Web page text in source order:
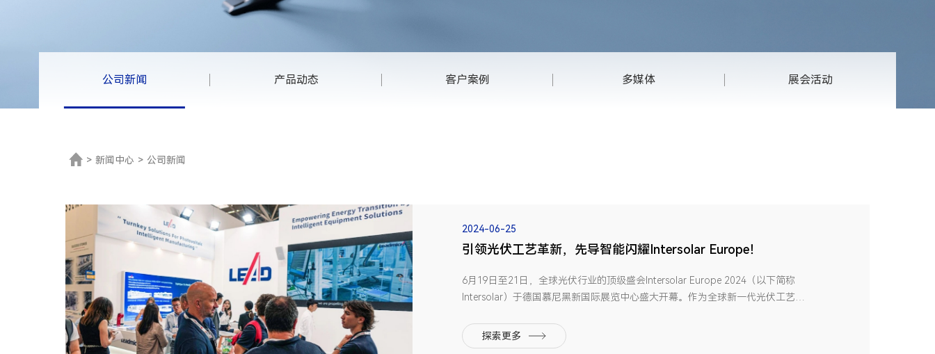
公司新闻 产品动态 客户案例 多媒体 展会活动
> 新闻中心 > 公司新闻
2024-06-25
引领光伏工艺革新，先导智能闪耀Intersolar Europe！
6月19日至21日，全球光伏行业的顶级盛会Intersolar Europe 2024（以下简称
Intersolar）于德国慕尼黑新国际展览中心盛大开幕。作为全球新一代光伏工艺的
得全场瞩目。01三大尖端新品重磅发布在德国慕尼黑遇见光伏“新生”在跌宕起伏
的光伏市场，“降本+...
探索更多